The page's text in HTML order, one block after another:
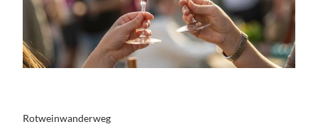
Rotweinwanderweg